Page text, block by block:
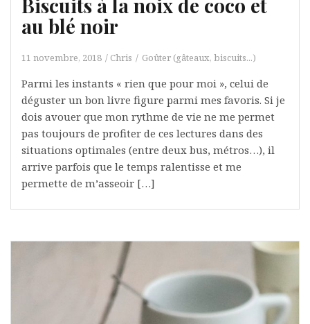
Biscuits à la noix de coco et
au blé noir
11 novembre, 2018 Chris Goûter (gâteaux, biscuits...)
Parmi les instants « rien que pour moi », celui de
déguster un bon livre figure parmi mes favoris. Si je
dois avouer que mon rythme de vie ne me permet
pas toujours de profiter de ces lectures dans des
situations optimales (entre deux bus, métros…), il
arrive parfois que le temps ralentisse et me
permette de m’asseoir […]